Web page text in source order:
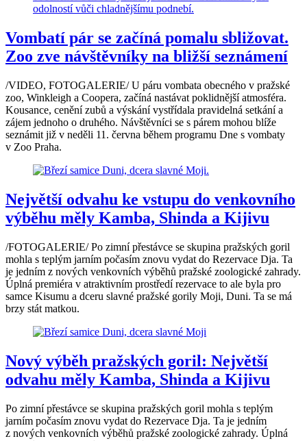
Vombatí pár se začíná pomalu sbližovat.
Zoo zve návštěvníky na bližší seznámení
/VIDEO, FOTOGALERIE/ U páru vombata obecného v pražské
zoo, Winkleigh a Coopera, začíná nastávat poklidnější atmosféra.
Kousance, cenění zubů a výskání vystřídala pravidelná setkání a
zájem jednoho o druhého. Návštěvníci se s párem mohou blíže
seznámit již v neděli 11. června během programu Dne s vombaty
v Zoo Praha.
Největší odvahu ke vstupu do venkovního
výběhu měly Kamba, Shinda a Kijivu
/FOTOGALERIE/ Po zimní přestávce se skupina pražských goril
mohla s teplým jarním počasím znovu vydat do Rezervace Dja. Ta
je jedním z nových venkovních výběhů pražské zoologické zahrady.
Úplná premiéra v atraktivním prostředí rezervace to ale byla pro
samce Kisumu a dceru slavné pražské gorily Moji, Duni. Ta se má
brzy stát matkou.
Nový výběh pražských goril: Největší
odvahu měly Kamba, Shinda a Kijivu
Po zimní přestávce se skupina pražských goril mohla s teplým
jarním počasím znovu vydat do Rezervace Dja. Ta je jedním
z nových venkovních výběhů pražské zoologické zahrady. Úplná